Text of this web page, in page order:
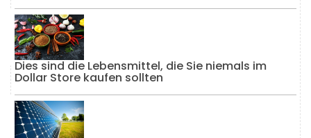
Dies sind die Lebensmittel, die Sie niemals im
Dollar Store kaufen sollten